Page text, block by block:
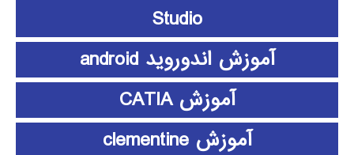
Studio
آموزش اندوروید android
آموزش CATIA
آموزش clementine